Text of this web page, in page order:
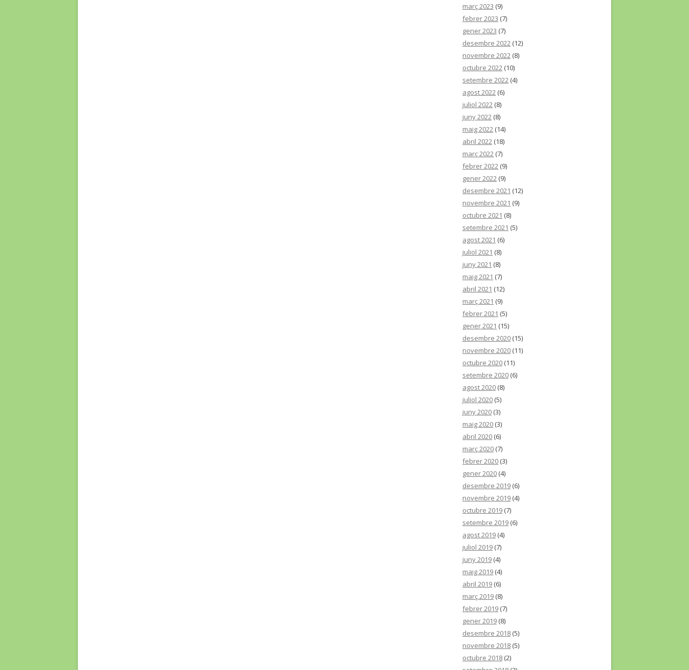
març 2023 (9)
febrer 2023 (7)
gener 2023 (7)
desembre 2022 (12)
novembre 2022 (8)
octubre 2022 (10)
setembre 2022 (4)
agost 2022 (6)
juliol 2022 (8)
juny 2022 (8)
maig 2022 (14)
abril 2022 (18)
març 2022 (7)
febrer 2022 (9)
gener 2022 (9)
desembre 2021 (12)
novembre 2021 (9)
octubre 2021 (8)
setembre 2021 (5)
agost 2021 (6)
juliol 2021 (8)
juny 2021 (8)
maig 2021 (7)
abril 2021 (12)
març 2021 (9)
febrer 2021 (5)
gener 2021 (15)
desembre 2020 (15)
novembre 2020 (11)
octubre 2020 (11)
setembre 2020 (6)
agost 2020 (8)
juliol 2020 (5)
juny 2020 (3)
maig 2020 (3)
abril 2020 (6)
març 2020 (7)
febrer 2020 (3)
gener 2020 (4)
desembre 2019 (6)
novembre 2019 (4)
octubre 2019 (7)
setembre 2019 (6)
agost 2019 (4)
juliol 2019 (7)
juny 2019 (4)
maig 2019 (4)
abril 2019 (6)
març 2019 (8)
febrer 2019 (7)
gener 2019 (8)
desembre 2018 (5)
novembre 2018 (5)
octubre 2018 (2)